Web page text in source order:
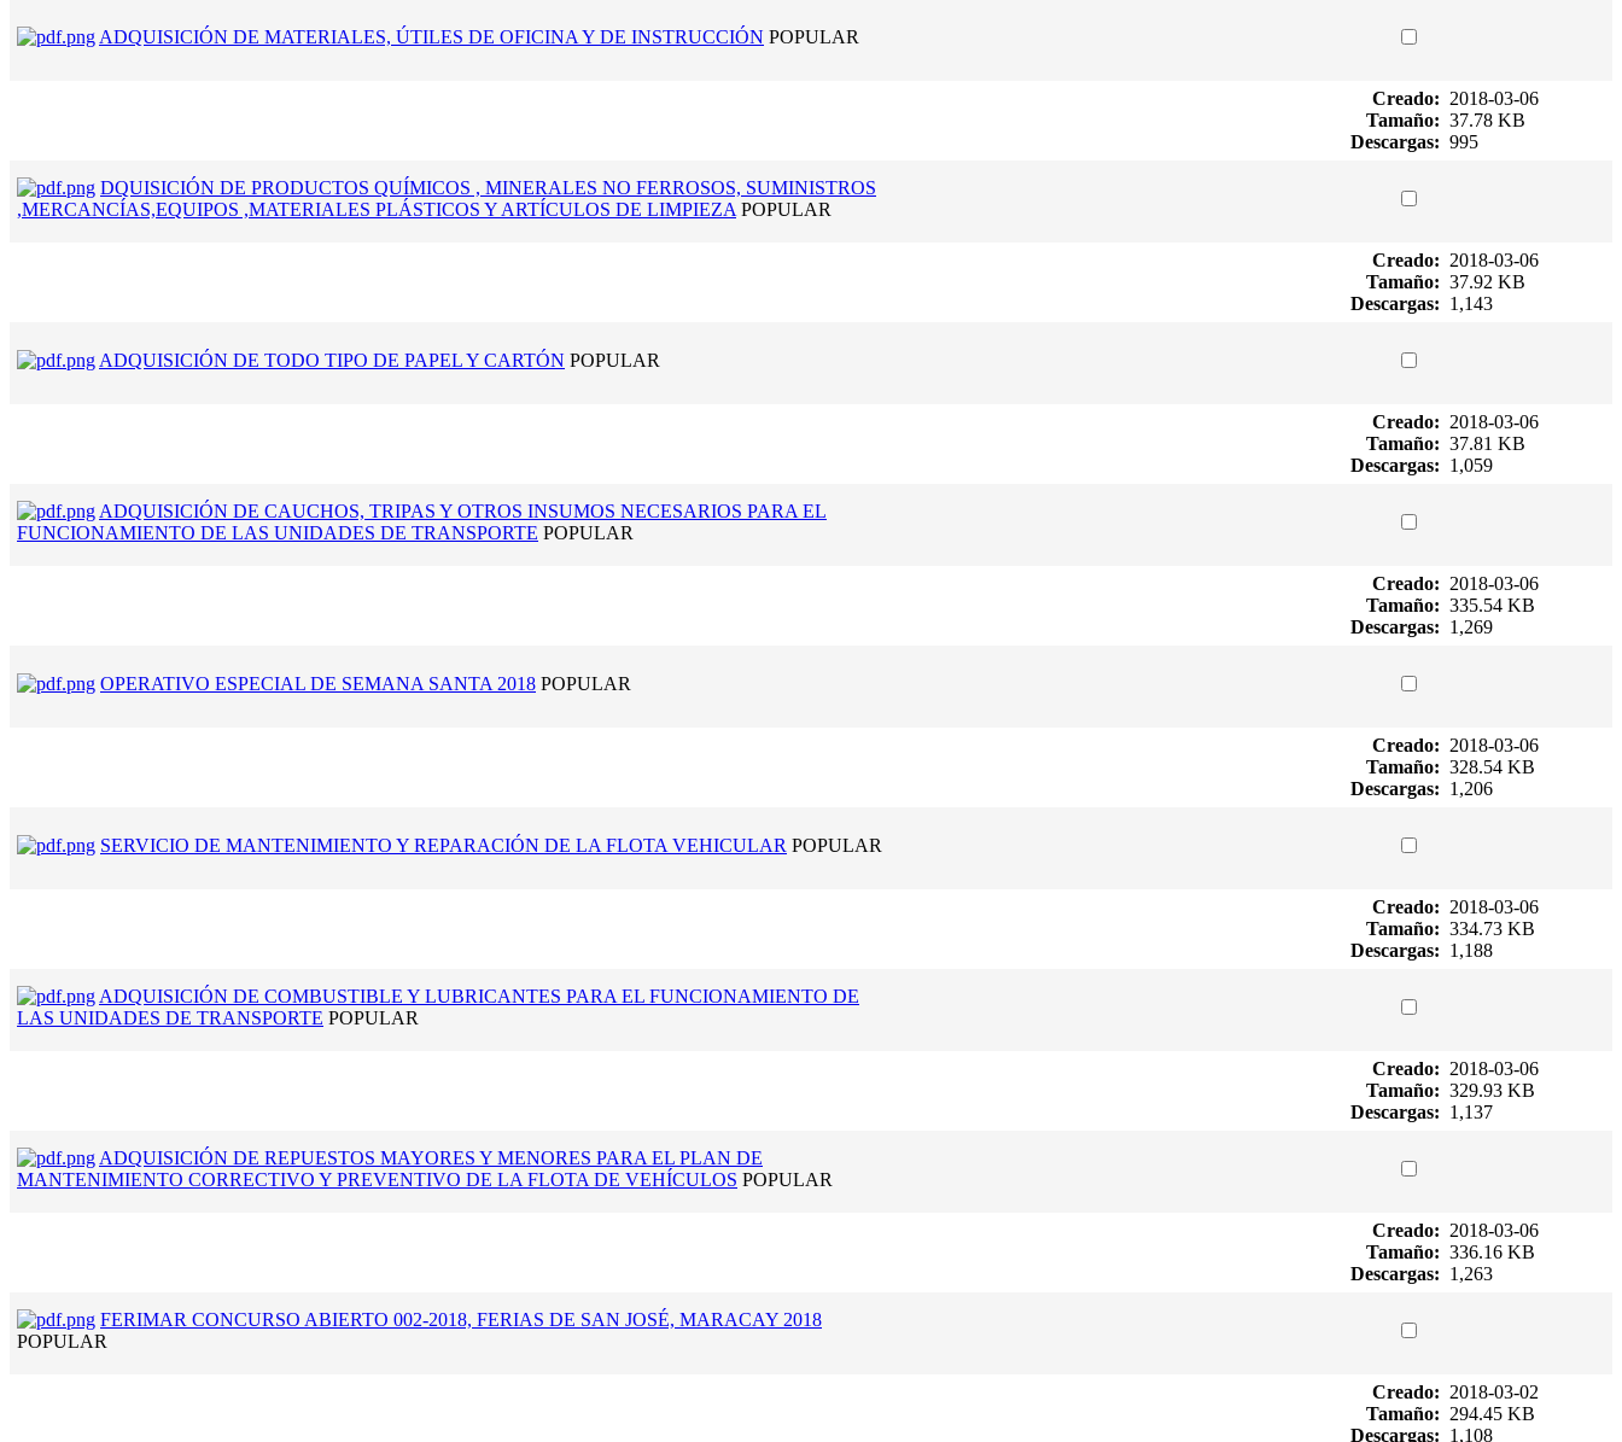
ADQUISICIÓN DE MATERIALES, ÚTILES DE OFICINA Y DE INSTRUCCIÓN POPULAR
Creado:
Tamaño:
Descargas:
2018-03-06
37.78 KB
995
DQUISICIÓN DE PRODUCTOS QUÍMICOS , MINERALES NO FERROSOS, SUMINISTROS
,MERCANCÍAS,EQUIPOS ,MATERIALES PLÁSTICOS Y ARTÍCULOS DE LIMPIEZA POPULAR
Creado:
Tamaño:
Descargas:
2018-03-06
37.92 KB
1,143
ADQUISICIÓN DE TODO TIPO DE PAPEL Y CARTÓN POPULAR
Creado:
Tamaño:
Descargas:
2018-03-06
37.81 KB
1,059
ADQUISICIÓN DE CAUCHOS, TRIPAS Y OTROS INSUMOS NECESARIOS PARA EL
FUNCIONAMIENTO DE LAS UNIDADES DE TRANSPORTE POPULAR
Creado:
Tamaño:
Descargas:
2018-03-06
335.54 KB
1,269
OPERATIVO ESPECIAL DE SEMANA SANTA 2018 POPULAR
Creado:
Tamaño:
Descargas:
2018-03-06
328.54 KB
1,206
SERVICIO DE MANTENIMIENTO Y REPARACIÓN DE LA FLOTA VEHICULAR POPULAR
Creado:
Tamaño:
Descargas:
2018-03-06
334.73 KB
1,188
ADQUISICIÓN DE COMBUSTIBLE Y LUBRICANTES PARA EL FUNCIONAMIENTO DE
LAS UNIDADES DE TRANSPORTE POPULAR
Creado:
Tamaño:
Descargas:
2018-03-06
329.93 KB
1,137
ADQUISICIÓN DE REPUESTOS MAYORES Y MENORES PARA EL PLAN DE
MANTENIMIENTO CORRECTIVO Y PREVENTIVO DE LA FLOTA DE VEHÍCULOS POPULAR
Creado:
Tamaño:
Descargas:
2018-03-06
336.16 KB
1,263
FERIMAR CONCURSO ABIERTO 002-2018, FERIAS DE SAN JOSÉ, MARACAY 2018
POPULAR
Creado:
Tamaño:
Descargas:
2018-03-02
294.45 KB
1,108